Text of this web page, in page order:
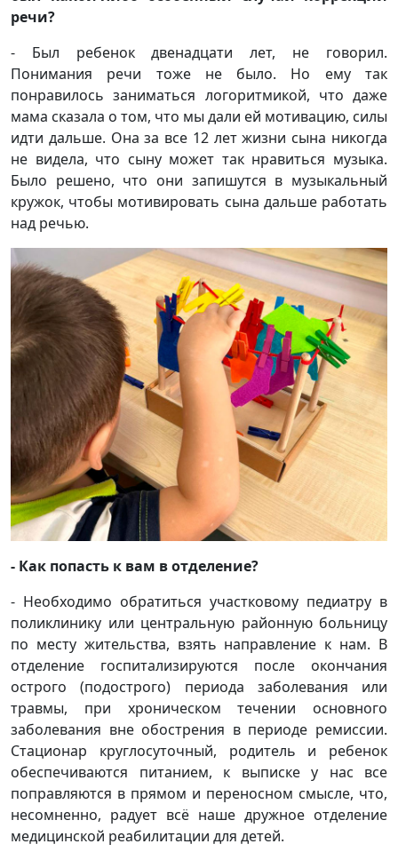
речи?
- Был ребенок двенадцати лет, не говорил.
Понимания речи тоже не было. Но ему так
понравилось заниматься логоритмикой, что даже
мама сказала о том, что мы дали ей мотивацию, силы
идти дальше. Она за все 12 лет жизни сына никогда
не видела, что сыну может так нравиться музыка.
Было решено, что они запишутся в музыкальный
кружок, чтобы мотивировать сына дальше работать
над речью.
- Как попасть к вам в отделение?
- Необходимо обратиться участковому педиатру в
поликлинику или центральную районную больницу
по месту жительства, взять направление к нам. В
отделение госпитализируются после окончания
острого (подострого) периода заболевания или
травмы, при хроническом течении основного
заболевания вне обострения в периоде ремиссии.
Стационар круглосуточный, родитель и ребенок
обеспечиваются питанием, к выписке у нас все
поправляются в прямом и переносном смысле, что,
несомненно, радует всё наше дружное отделение
медицинской реабилитации для детей.